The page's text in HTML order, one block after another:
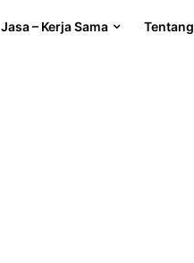
Jasa – Kerja Sama Tentang